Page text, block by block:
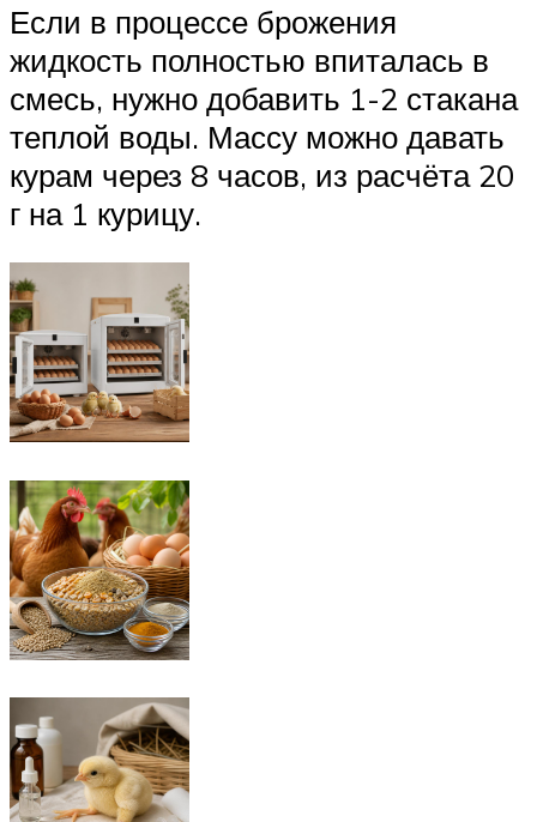
Если в процессе брожения
жидкость полностью впиталась в
смесь, нужно добавить 1-2 стакана
теплой воды. Массу можно давать
курам через 8 часов, из расчёта 20
г на 1 курицу.